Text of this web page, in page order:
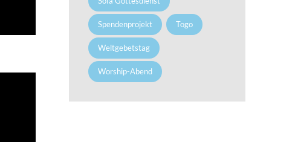
Spendenprojekt Togo
Weltgebetstag
Worship-Abend